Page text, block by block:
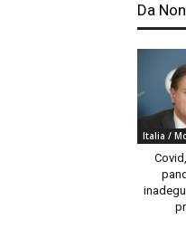
Da
Italia /